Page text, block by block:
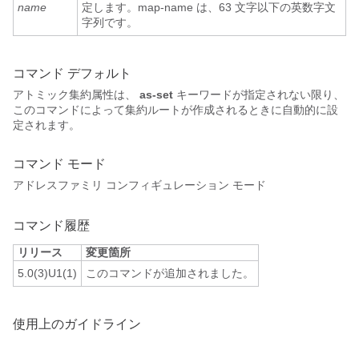
name
定します。map-name は、63 文字以下の英数字文
字列です。
コマンド デフォルト
アトミック集約属性は、 as-set キーワードが指定されない限り、
このコマンドによって集約ルートが作成されるときに自動的に設
定されます。
コマンド モード
アドレスファミリ コンフィギュレーション モード
コマンド履歴
リリース
変更箇所
5.0(3)U1(1)
このコマンドが追加されました。
使用上のガイドライン